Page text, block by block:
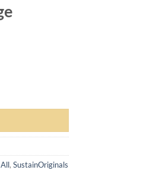
, SustainOriginals